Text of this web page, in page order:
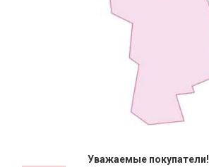
Уважаемые покупатели!